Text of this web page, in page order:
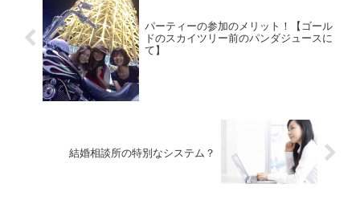
パーティーの参加のメリット！【ゴール
ドのスカイツリー前のパンダジュースに
て】
結婚相談所の特別なシステム？